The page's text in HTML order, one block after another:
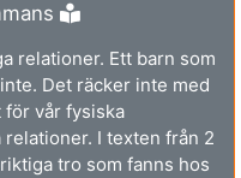
relationer. Ett barn som
Det räcker inte med
för vår fysiska
I texten från 2
tro som fanns hos